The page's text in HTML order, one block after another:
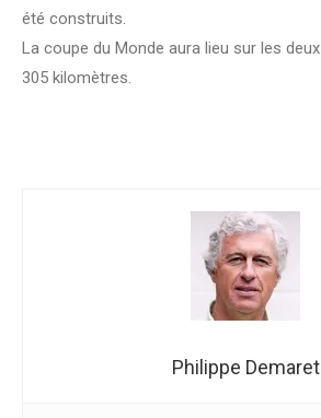
été construits.
La coupe du Monde aura lieu sur les
305 kilomètres.
Philippe Demaret